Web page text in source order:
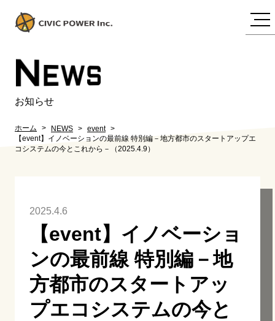
NEWS
お知らせ
ホーム NEWS
event
【event】イノベーションの最前線 特別編－地方都市のスタートアップエ
コシステムの今とこれから－（2025.4.9）
2025.4.6
【event】イノベーショ
ンの最前線 特別編－地
方都市のスタートアッ
プエコシステムの今と